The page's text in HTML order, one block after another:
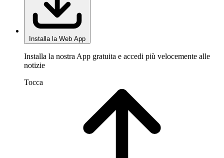
Installa la Web App
Installa la nostra App gratuita e accedi più velocemente alle
notizie
Tocca